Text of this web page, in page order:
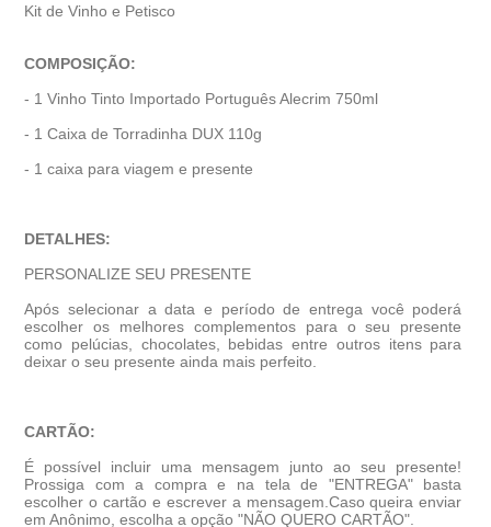
Kit de Vinho e Petisco
COMPOSIÇÃO:
- 1 Vinho Tinto Importado Português Alecrim 750ml
- 1 Caixa de Torradinha DUX 110g
- 1 caixa para viagem e presente
DETALHES:
PERSONALIZE SEU PRESENTE
Após selecionar a data e período de entrega você poder
escolher os melhores complementos para o seu presente
como pelúcias, chocolates, bebidas entre outros itens para
deixar o seu presente ainda mais perfeito.
CARTÃO:
É possível incluir uma mensagem junto ao seu presente!
Prossiga com a compra e na tela de "ENTREGA" basta
escolher o cartão e escrever a mensagem.Caso queira enviar
em Anônimo, escolha a opção "NÃO QUERO CARTÃO".